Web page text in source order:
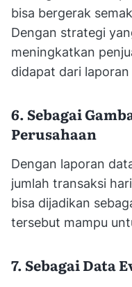
bisa bergerak
Dengan strategi
meningkatkan
didapat dari
6. Sebagai
Perusahaan
Dengan laporan
jumlah transaksi
bisa dijadikan
tersebut mampu
7. Sebagai Data